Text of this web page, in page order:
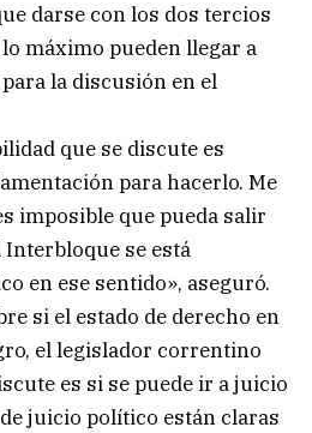
darse con los dos tercios
máximo pueden llegar a
la discusión en el
que se discute es
para hacerlo. Me
imposible que pueda salir
Interbloque se está
en ese sentido», aseguró.
si el estado de derecho en
el legislador correntino
es si se puede ir a juicio
juicio político están claras